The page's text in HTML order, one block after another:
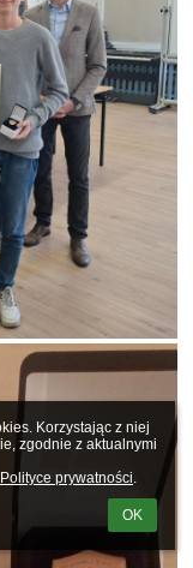
Korzystając z niej
zgodnie z aktualnymi
Polityce prywatności.
OK